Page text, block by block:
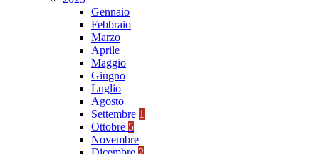
Gennaio
Febbraio
Marzo
Aprile
Maggio
Giugno
Luglio
Agosto
Settembre 1
Ottobre 5
Novembre